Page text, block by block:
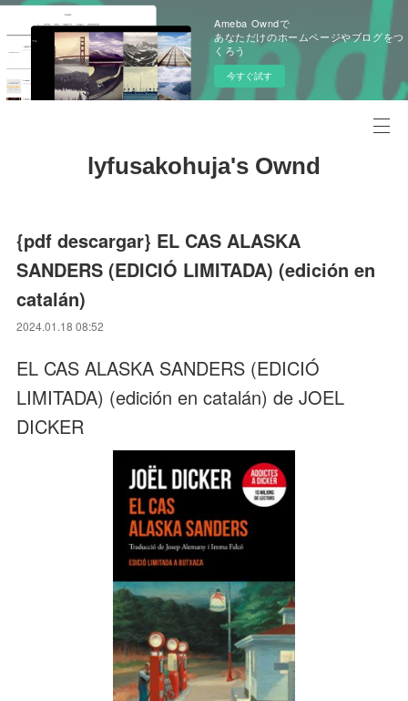
Ameba Owndで
あなただけのホームページやブログをつ
くろう
今すぐ試す
lyfusakohuja's Ownd
{pdf descargar} EL CAS ALASKA
SANDERS (EDICIÓ LIMITADA) (edición en
catalán)
2024.01.18 08:52
EL CAS ALASKA SANDERS (EDICIÓ
LIMITADA) (edición en catalán) de JOEL
DICKER